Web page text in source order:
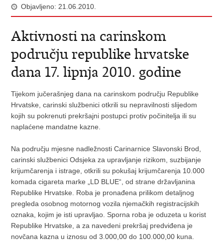
Objavljeno: 21.06.2010.
Aktivnosti na carinskom
području republike hrvatske
dana 17. lipnja 2010. godine
Tijekom jučerašnjeg dana na carinskom području Republike
Hrvatske, carinski službenici otkrili su nepravilnosti slijedom
kojih su pokrenuti prekršajni postupci protiv počinitelja ili su
naplaćene mandatne kazne.
Na području mjesne nadležnosti Carinarnice Slavonski Brod,
carinski službenici Odsjeka za upravljanje rizikom, suzbijanje
krijumčarenja i istrage, otkrili su pokušaj krijumčarenja 10.000
komada cigareta marke „LD BLUE“, od strane državljanina
Republike Hrvatske. Roba je pronađena prilikom detaljnog
pregleda osobnog motornog vozila njemačkih registracijskih
oznaka, kojim je isti upravljao. Sporna roba je oduzeta u korist
Republike Hrvatske, a za navedeni prekršaj predviđena je
novčana kazna u iznosu od 3.000,00 do 100.000,00 kuna.